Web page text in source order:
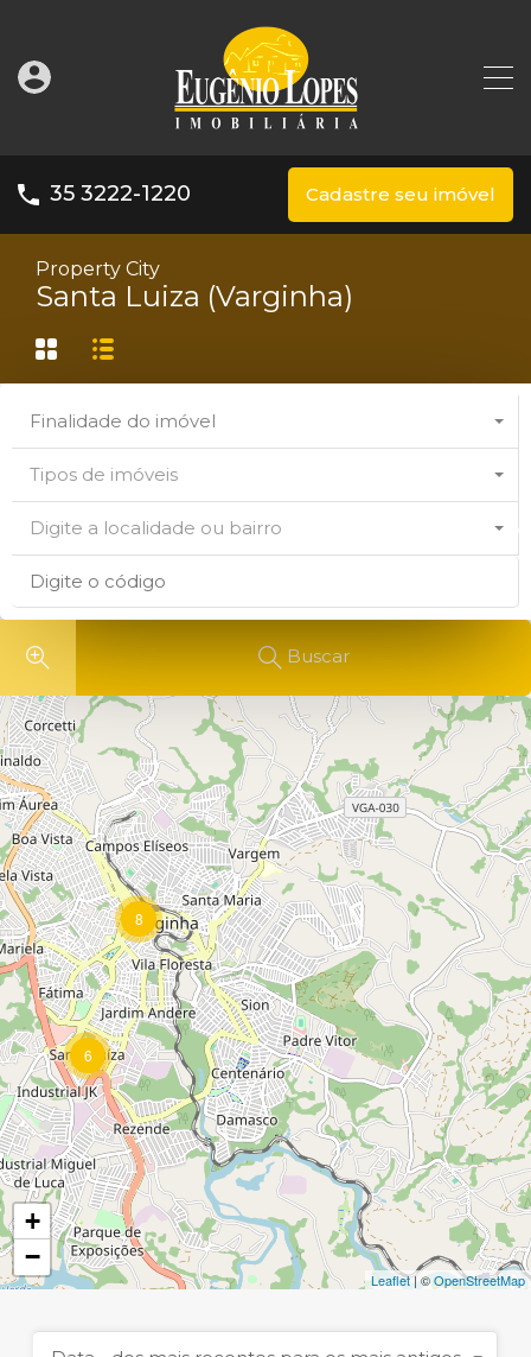
35 3222-1220 Cadastre seu imóvel
Property City
Santa Luiza (Varginha)
Finalidade do imóvel
Tipos de imóveis
Digite a localidade ou bairro
Buscar
6
8
+
−
Leaflet| ©OpenStreetMap